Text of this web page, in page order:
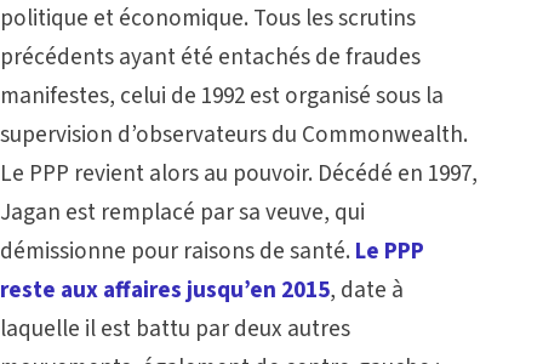
politique et économique. Tous les scrutins
précédents ayant été entachés de fraudes
manifestes, celui de 1992 est organisé sous la
supervision d’observateurs du Commonwealth.
Le PPP revient alors au pouvoir. Décédé en 1997,
Jagan est remplacé par sa veuve, qui
démissionne pour raisons de santé. Le PPP
reste aux affaires jusqu’en 2015, date à
laquelle il est battu par deux autres